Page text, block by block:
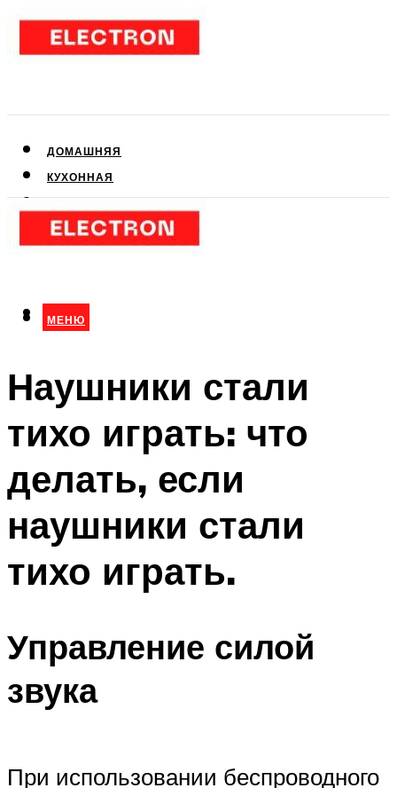
ДОМАШНЯЯ
КУХОННАЯ
КЛИМАТИЧЕСКАЯ
МЕНЮ
МЕНЮ
Наушники стали
тихо играть: что
делать, если
наушники стали
тихо играть.
Управление силой
звука
При использовании беспроводного